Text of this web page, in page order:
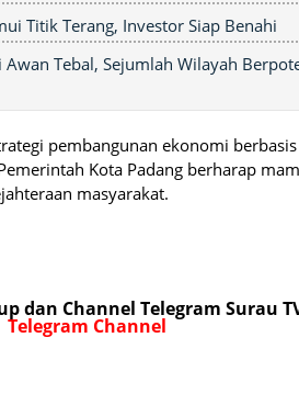
Titik Terang, Investor Siap Benahi
Tebal, Sejumlah Wilayah
pembangunan ekonomi
Kota Padang berharap
masyarakat.
dan Channel Telegram Surau
Telegram Channel